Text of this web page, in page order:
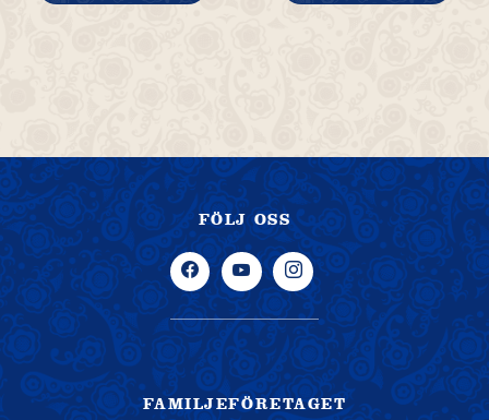
FÖLJ OSS
FAMILJEFÖRETAGET